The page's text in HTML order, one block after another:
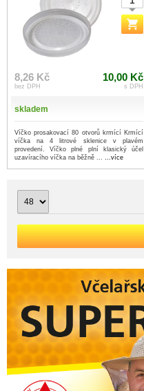
8,26 Kč
bez DPH
10,00 Kč
s DPH
skladem
Víčko prosakovací 80 otvorů krmící Krmící
víčka na 4 litrové sklenice v plavém
provedení. Víčko plné plní klasický účel
uzavíracího víčka na běžně ... ...více